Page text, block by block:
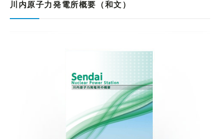
川内原子力発電所概要（和文）